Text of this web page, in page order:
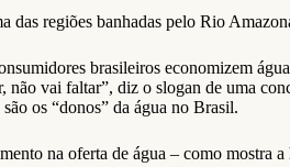
regiões banhadas pelo Rio
brasileiros economizem
não vai faltar”, diz o slogan de uma
os “donos” da água no Brasil.
na oferta de água – como mostra